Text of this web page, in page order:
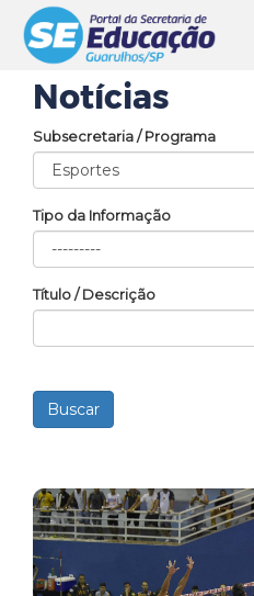
Notícias
Subsecretaria / Programa
Tipo da Informação
Título / Descrição